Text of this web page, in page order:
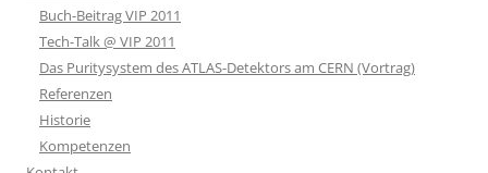
Buch-Beitrag VIP 2011
Tech-Talk @ VIP 2011
Das Puritysystem des ATLAS-Detektors am CERN (Vortrag)
Referenzen
Historie
Kompetenzen